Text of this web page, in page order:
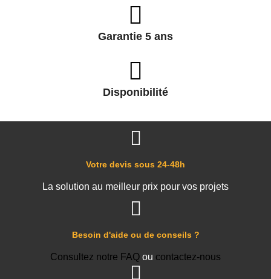
Garantie 5 ans
Disponibilité
Besoin d'aide ou de conseils ?
Consultez notre FAQ ou contactez-nous
Votre devis sous 24-48h
La solution au meilleur prix pour vos projets